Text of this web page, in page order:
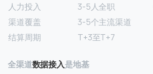
人力投入
3-5人全职
渠道覆盖
3-5个主流渠道
结算周期
T+3至T+7
全渠道数据接入是地基